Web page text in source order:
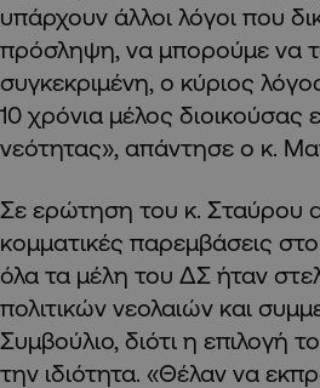
υπάρχουν άλλοι λόγοι που
πρόσληψη, να μπορούμε να
συγκεκριμένη, ο κύριος
10 χρόνια μέλος διοικούσας
νεότητας», απάντησε ο κ.
Σε ερώτηση του κ. Σταύρου
κομματικές παρεμβάσεις στο
όλα τα μέλη του ΔΣ ήταν
πολιτικών νεολαιών και
Συμβούλιο, διότι η επιλογή
την ιδιότητα. «Θέλαν να